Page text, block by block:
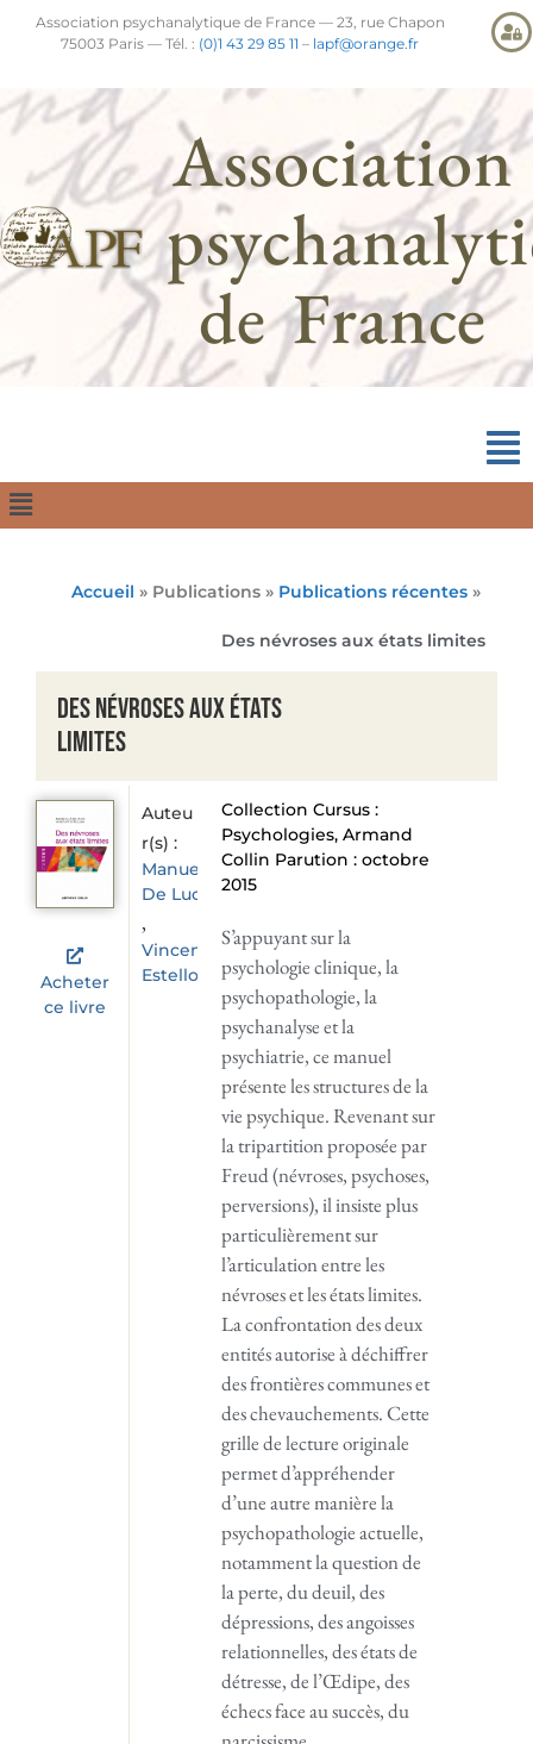
Association psychanalytique de France — 23, rue Chapon
75003 Paris — Tél. : (0)1 43 29 85 11 – lapf@orange.fr
Association
de France
Accueil » Publications » Publications récentes »
Des névroses aux états limites
Des névroses aux états
limites
Acheter
ce livre
Auteu
r(s) :
Manuella
De Luca
,
Vincent
Estellon
Collection Cursus :
Psychologies, Armand
Collin Parution : octobre
2015
S’appuyant sur la
psychologie clinique, la
psychopathologie, la
psychanalyse et la
psychiatrie, ce manuel
présente les structures de la
vie psychique. Revenant sur
la tripartition proposée par
Freud (névroses, psychoses,
perversions), il insiste plus
particulièrement sur
l’articulation entre les
névroses et les états limites.
La confrontation des deux
entités autorise à déchiffrer
des frontières communes et
des chevauchements. Cette
grille de lecture originale
permet d’appréhender
d’une autre manière la
psychopathologie actuelle,
notamment la question de
la perte, du deuil, des
dépressions, des angoisses
relationnelles, des états de
détresse, de l’Œdipe, des
échecs face au succès, du